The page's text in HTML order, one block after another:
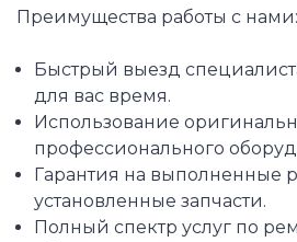
Преимущества работы с нами:
Быстрый выезд
для вас время.
Использование
профессионального
Гарантия на выполненные
установленные запчасти.
Полный спектр услуг по